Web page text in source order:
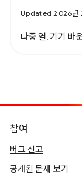
Updated 2026년
다중 열, 기기 바
참여
버그 신고
공개된 문제 보기